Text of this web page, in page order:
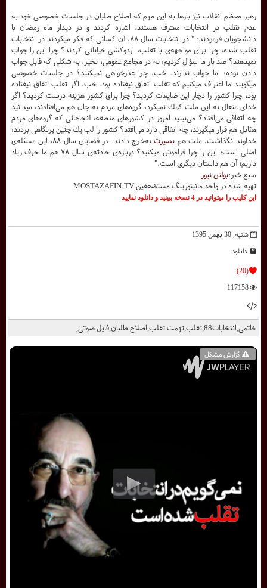
گزارش مشکل
خاتمی,انتخابات88,تقلب,تهمت تقلب,اصلاح طلبان,فایل صوتی,
شنبه, 30 بهمن 1395
دانلود
(20)
117158
رهبر معظم انقلاب نیز بارها به این مهم که اصلاح طلبان در جلسات خصوصی خود به
عدم تقلب در انتخابات معترف هستند، اشاره کردند و در دیدار ماه رمضان با
دانشجویان فرمودند: " در انتخابات سال ۸۸، آن كسانى كه فكر ميكردند در انتخابات
تقلب شده، چرا براى مواجهه‌ى با تقلب، اردوكشى خيابانى كردند؟ چرا اين را جواب
نميدهند؟ صد بار ما سؤال كرديم؛ نه در مجامع عمومى، نخير، به شكلى كه قابل جواب
دادن بوده؛ اما جواب ندارند. خب، چرا عذرخواهى نميكنند؟ در جلسات خصوصى
ميگويند ما اعتراف ميكنيم كه تقلب اتفاق نيفتاده بود. خب، اگر تقلب اتفاق نيفتاده
بود، چرا كشور را دچار اين ضايعات كرديد؟ چرا براى كشور هزينه درست كرديد؟ اگر
خداى متعال به اين ملت كمك نميكرد، گروه‌هاى مردم به جان هم مى‌افتادند، ميدانيد
چه اتفاقى مى‌افتاد؟ مى‌بينيد امروز در كشورهاى منطقه، آنجاهائى كه گروه‌هاى مردم
مقابل هم قرار ميگيرند، چه اتفاقى دارد مى‌افتد؟ كشور را لب يك چنين پرتگاهى بردند؛
خداوند نگذاشت، ملت هم بصيرت
به‌خرج دادند. در قضاياى سال ۸۸، اين مسئله‌ى
اصلى است؛ اين را چرا فراموش ميكنيد؟ درباره‌ى حادثه‌ى سال ۷۸ هم ما حرف زياد
داريم؛ آن هم داستان ديگرى است."
منبع خبر:بولتن نیوز
تهيه شده در واحد مانيتورينگ مستضعفين MOSTAZAFIN.TV
اين کليپ را ميتوانيد در 4 نسخه ببينيد و دانلود نماييد